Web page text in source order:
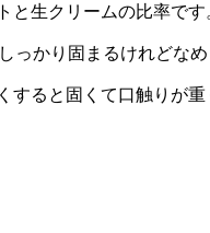
と生クリームの比率で
っかり固まるけれどな
すると固くて口触りが